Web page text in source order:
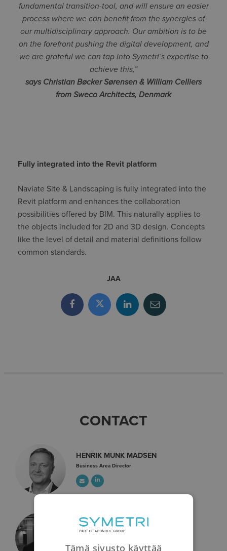
fundamental transition-tool, and will ensure an easier
process where we can benefit from the synergies of
our multidisciplinary approach. Our ambition is to be
on the forefront pushing the digital development, and
we are grateful we can tap into Symetri´s expertise to
achieve this,”
says Christian Bøcker Sørensen & William Celliers
from Sweco Architects, Denmark
Fully integrated into the Revit platform
Naviate Site & Landscaping is fully integrated into the
Revit platform and enhances the collaboration
possibilities offered by BIM. This naturally applies to
the objects included for 2D and 3D design. Concepts
like the level of detail and material definitions follow
common standards.
JAA
CONTACT
HENRIK MUNK MADSEN
Business Area Director
JAN TORE BUGGE
Product Manager Naviate
Tämä sivusto käyttää